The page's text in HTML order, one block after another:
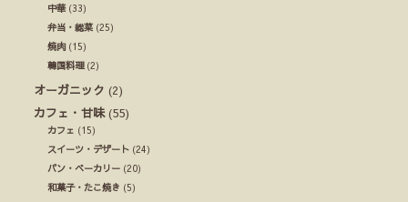
中華(33)
弁当・総菜 (25)
焼肉 (15)
韓国料理(2)
オーガニック (2)
カフェ・甘味(55)
カフェ (15)
スイーツ・デザート (24)
パン・ベーカリー (20)
和菓子・たこ焼き (5)